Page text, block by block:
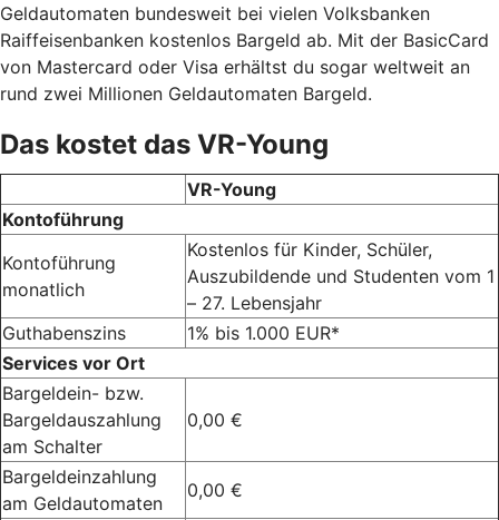
Geldautomaten bundesweit bei vielen Volksbanken
Raiffeisenbanken kostenlos Bargeld ab. Mit der BasicCard
von Mastercard oder Visa erhältst du sogar weltweit an
rund zwei Millionen Geldautomaten Bargeld.
Das kostet das VR-Young
VR-Young
Kontoführung
Kontoführung
monatlich
Kostenlos für Kinder, Schüler,
Auszubildende und Studenten vom 1
– 27. Lebensjahr
Guthabenszins
1% bis 1.000 EUR*
Services vor Ort
Bargeldein- bzw.
Bargeldauszahlung
am Schalter
0,00 €
Bargeldeinzahlung
am Geldautomaten
0,00 €